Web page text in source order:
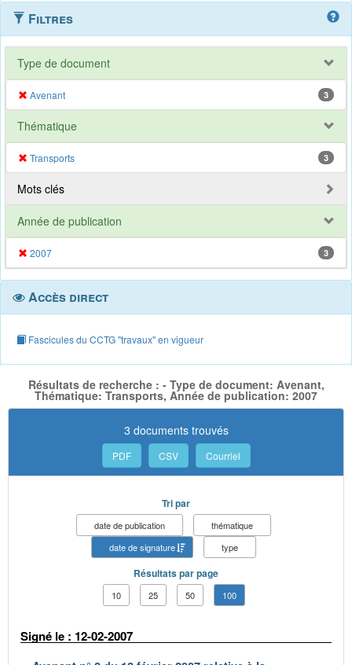
Filtres
Type de document
Avenant 3
Thématique
Transports 3
Mots clés
Année de publication
2007 3
Accès direct
Fascicules du CCTG "travaux" en vigueur
Résultats de recherche : - Type de document: Avenant,
Thématique: Transports, Année de publication: 2007
3 documents trouvés
PDF CSV Courriel
Tri par
date de publication
thématique
date de signature
type
Résultats par page
10 25 50 100
Signé le : 12-02-2007